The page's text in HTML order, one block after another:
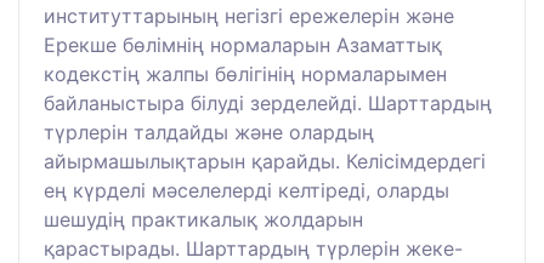
институттарының негізгі ережелерін және
Ерекше бөлімнің нормаларын Азаматтық
кодекстің жалпы бөлігінің нормаларымен
байланыстыра білуді зерделейді. Шарттардың
түрлерін талдайды және олардың
айырмашылықтарын қарайды. Келісімдердегі
ең күрделі мәселелерді келтіреді, оларды
шешудің практикалық жолдарын
қарастырады. Шарттардың түрлерін жеке-